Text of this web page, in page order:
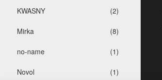
(2)
KWASNY
(8)
Mirka
(1)
no-name
(1)
Novol